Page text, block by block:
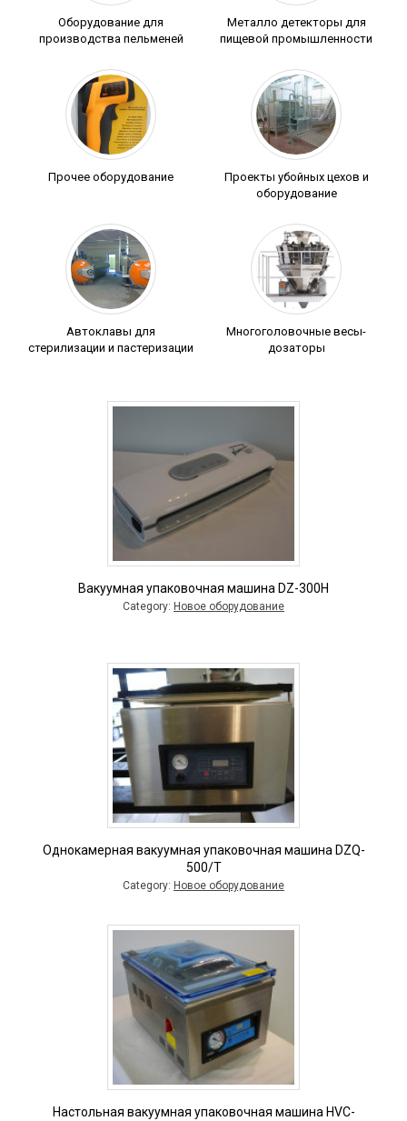
Оборудование для
производства пельменей
Металло детекторы для
пищевой промышленности
Прочее оборудование
Проекты убойных цехов и
оборудование
Автоклавы для
стерилизации и пастеризации
Многоголовочные весы-
дозаторы
Вакуумная упаковочная машина DZ-300H
Category: Новое оборудование
Однокамерная вакуумная упаковочная машина DZQ-
500/T
Category: Новое оборудование
Настольная вакуумная упаковочная машина HVC-